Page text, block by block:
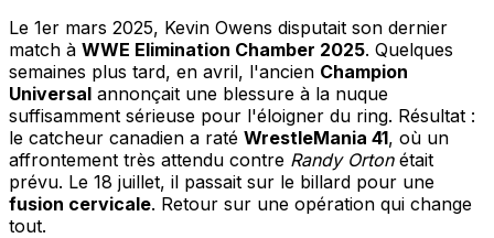
Le 1er mars 2025, Kevin Owens disputait son dernier
match à WWE Elimination Chamber 2025. Quelques
semaines plus tard, en avril, l'ancien Champion
Universal annonçait une blessure à la nuque
suffisamment sérieuse pour l'éloigner du ring. Résultat :
le catcheur canadien a raté WrestleMania 41, où un
affrontement très attendu contre Randy Ortonétait
prévu. Le 18 juillet, il passait sur le billard pour une
fusion cervicale. Retour sur une opération qui change
tout.